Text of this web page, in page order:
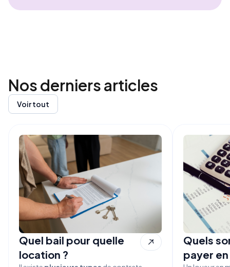
Nos derniersarticles
Voir tout
Quel bail pour quelle
location ?
Quels
payer en